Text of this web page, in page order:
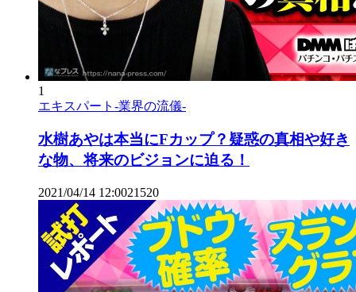
1
エキスパート-業界の流儀-
水樹あやは本当にFカップ？疑惑の真相や好き
な物、将来のビジョンに迫る！
2021/04/14 12:0021520